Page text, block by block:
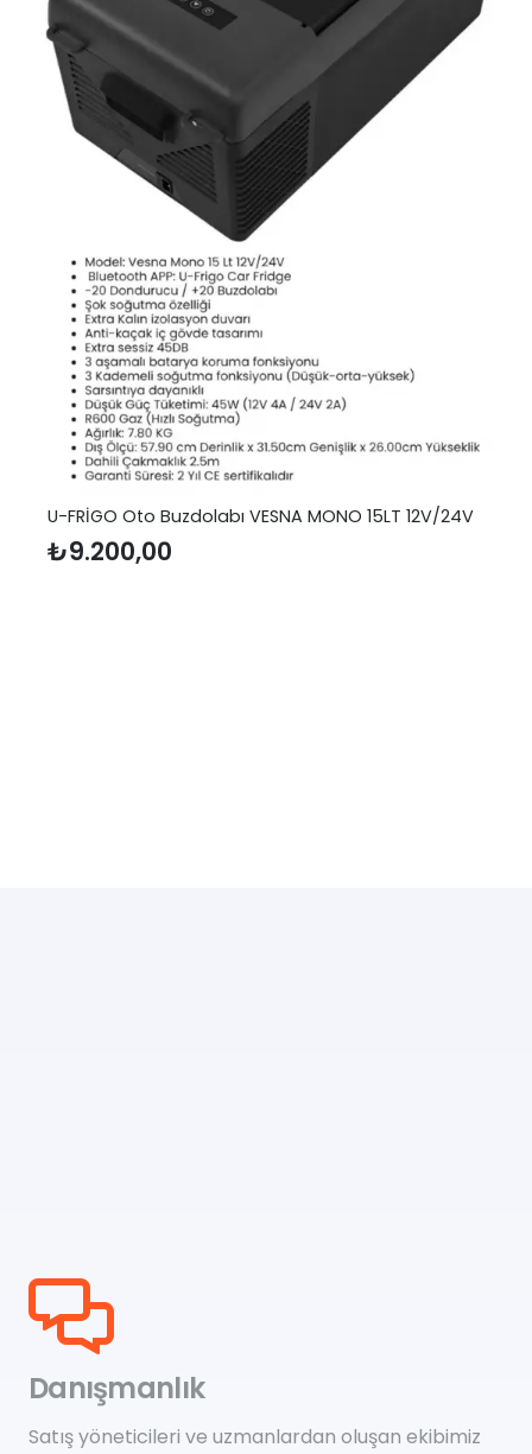
U-FRİGO Oto Buzdolabı VESNA MONO 15LT 12V/24V
₺9.200,00
Danışmanlık
Satış yöneticileri ve uzmanlardan oluşan ekibimiz